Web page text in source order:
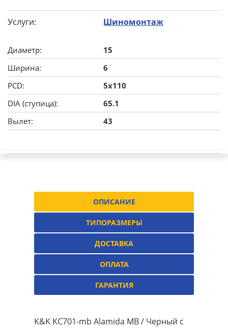
Услуги: Шиномонтаж
Диаметр:
15
Ширина:
6
PCD:
5x110
DIA (ступица):
65.1
Вылет:
43
ОПИСАНИЕ
ТИПОРАЗМЕРЫ
ДОСТАВКА
ОПЛАТА
ГАРАНТИЯ
K&K KC701-mb Alamida MB / Черный с